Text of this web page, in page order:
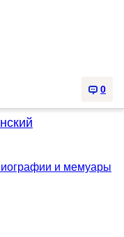
0
и мемуары